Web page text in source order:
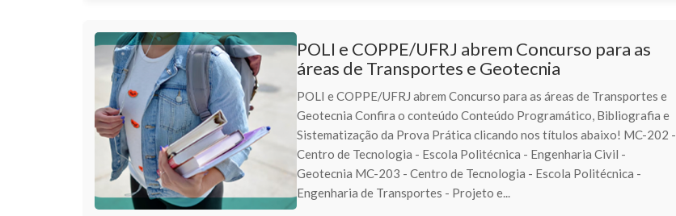
POLI e COPPE/UFRJ abrem Concurso para as
áreas de Transportes e Geotecnia
POLI e COPPE/UFRJ abrem Concurso para as áreas de Transportes e
Geotecnia Confira o conteúdo Conteúdo Programático, Bibliografia e
Sistematização da Prova Prática clicando nos títulos abaixo! MC-202 -
Centro de Tecnologia - Escola Politécnica - Engenharia Civil -
Geotecnia MC-203 - Centro de Tecnologia - Escola Politécnica -
Engenharia de Transportes - Projeto e...